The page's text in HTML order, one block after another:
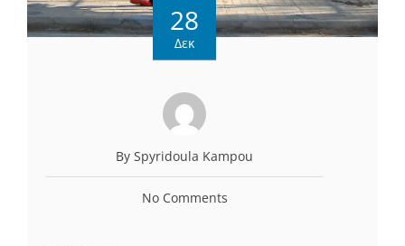
28
Δεκ
By Spyridoula Kampou
No Comments